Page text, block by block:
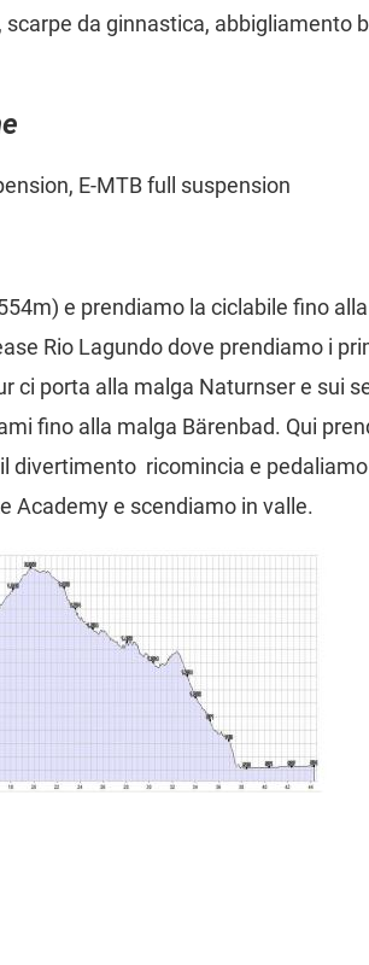
, scarpe da ginnastica, abbigliamento
E-MTB full suspension
e prendiamo la ciclabile fino
Rio Lagundo dove prendiamo i
ci porta alla malga Naturnser e sui
fino alla malga Bärenbad. Qui
divertimento ricomincia e
Academy e scendiamo in valle.